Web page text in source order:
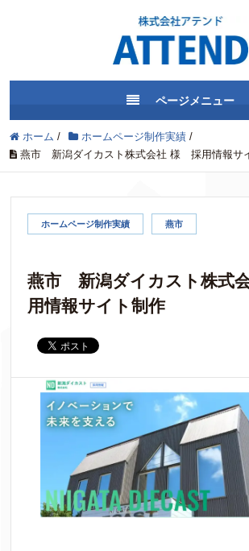
ページメニュー
ホーム / ホームページ制作実績 /
燕市 新潟ダイカスト株式会社 様 採用情報サ
ホームページ制作実績 燕市
燕市 新潟ダイカスト株式
用情報サイト制作